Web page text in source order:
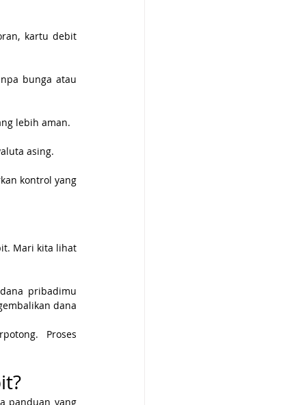
kartu debit
bunga atau
lebih aman.
asing.
kontrol yang
Mari kita lihat
pribadimu
dana
Proses
panduan yang